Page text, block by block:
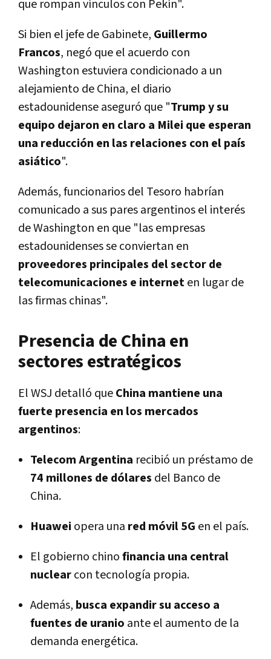
que rompan vínculos con Pekín".
Si bien el jefe de Gabinete, Guillermo
Francos, negó que el acuerdo con
Washington estuviera condicionado a un
alejamiento de China, el diario
estadounidense aseguró que "Trump y su
equipo dejaron en claro a Milei que esperan
una reducción en las relaciones con el país
asiático".
Además, funcionarios del Tesoro habrían
comunicado a sus pares argentinos el interés
de Washington en que "las empresas
estadounidenses se conviertan en
proveedores principales del sector de
telecomunicaciones e interneten lugar de
las firmas chinas".
Presencia de China en
sectores estratégicos
El WSJ detalló queChina mantiene una
fuerte presencia en los mercados
argentinos:
Telecom Argentina recibió un préstamo de
74 millones de dólares del Banco de
China.
Huawei opera una red móvil 5G en el país.
El gobierno chinofinancia una central
nuclearcon tecnología propia.
Además, busca expandir su acceso a
fuentes de uranio ante el aumento de la
demanda energética.